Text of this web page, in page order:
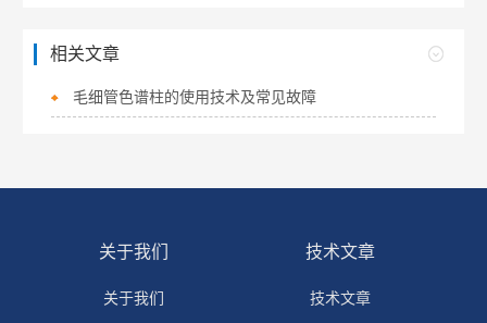
相关文章
毛细管色谱柱的使用技术及常见故障
关于我们
关于我们
技术文章
技术文章